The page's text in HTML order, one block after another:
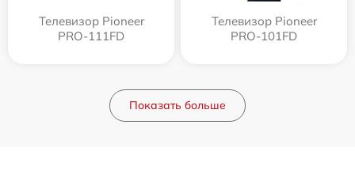
Телевизор Pioneer
PRO-111FD
Телевизор Pioneer
PRO-101FD
Показать больше